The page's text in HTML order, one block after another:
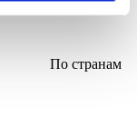
По странам